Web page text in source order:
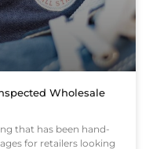
Wholesale
that has been hand-
for retailers looking